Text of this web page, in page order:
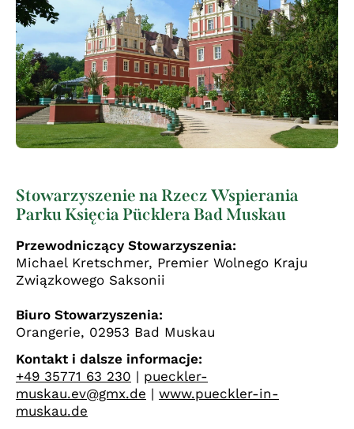
Stowarzyszenie na Rzecz Wspierania
Parku Księcia Pücklera Bad Muskau
Przewodniczący Stowarzyszenia:
Michael Kretschmer, Premier Wolnego Kraju
Związkowego Saksonii
Biuro Stowarzyszenia:
Orangerie, 02953 Bad Muskau
Kontakt i dalsze informacje:
+49 35771 63 230 | pueckler-
muskau.ev@gmx.de | www.pueckler-in-
muskau.de